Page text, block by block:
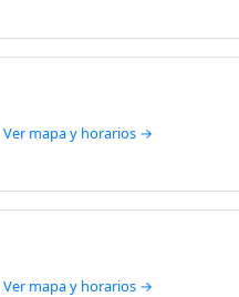
Ver mapa y horarios →
Ver mapa y horarios →